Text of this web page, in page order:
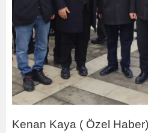
Kenan Kaya ( Özel